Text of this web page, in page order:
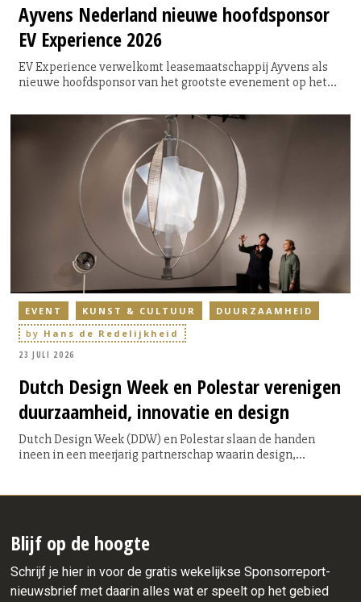
Ayvens Nederland nieuwe hoofdsponsor
EV Experience 2026
EV Experience verwelkomt leasemaatschappij Ayvens als
nieuwe hoofdsponsor van het grootste evenement op het
samenwerking bundelen beide organisaties hun krachten
om zowel zakelijke als particuliere bezoekers te inspireren,
informeren en vooral zelf de voordelen van emissievrije
mobiliteit te laten ervaren.
Dutch Design Week en Polestar verenigen
duurzaamheid, innovatie en design
Dutch Design Week (DDW) en Polestar slaan de handen
ineen in een meerjarig partnerschap waarin design,
alleen inspireert, maar ook bijdraagt aan oplossingen voor
de stad.
EVENT KUNST & CULTUUR
DUURZAAMHEID
by Hans de Redelijkheid
23 JULI 2026
Blijf op de hoogte
Schrijf je hier in voor de gratis wekelijkse Sponsorreport-
nieuwsbrief met daarin alles wat er speelt op het gebied